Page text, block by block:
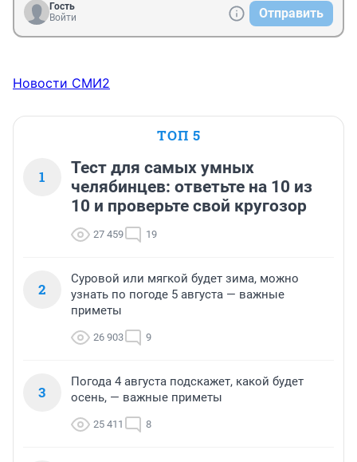
Гость
Войти
Отправить
Новости СМИ2
ТОП 5
1
Тест для самых умных
челябинцев: ответьте на 10 из
10 и проверьте свой кругозор
27 459 19
2
Суровой или мягкой будет зима, можно
узнать по погоде 5 августа — важные
приметы
26 903 9
3
Погода 4 августа подскажет, какой будет
осень, — важные приметы
25 411 8